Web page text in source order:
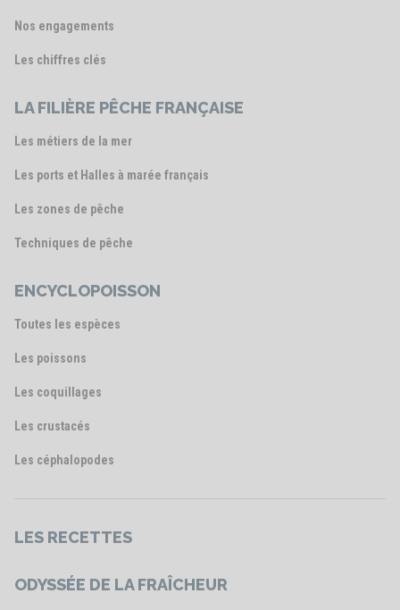
Nos engagements
Les chiffres clés
LA FILIÈRE PÊCHE FRANÇAISE
Les métiers de la mer
Les ports et Halles à marée français
Les zones de pêche
Techniques de pêche
ENCYCLOPOISSON
Toutes les espèces
Les poissons
Les coquillages
Les crustacés
Les céphalopodes
LES RECETTES
ODYSSÉE DE LA FRAÎCHEUR